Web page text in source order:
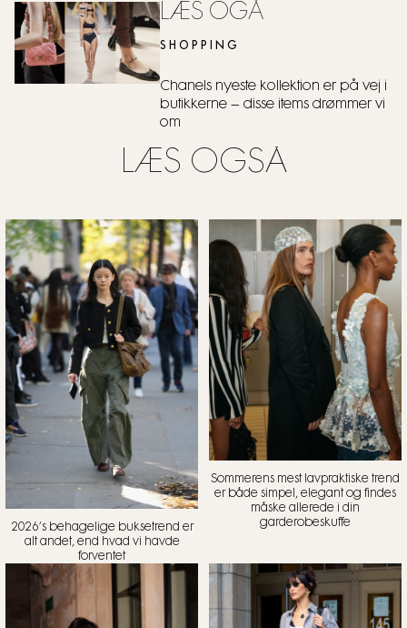
LÆS OGÅ
SHOPPING
Chanels nyeste kollektion er på vej i
butikkerne – disse items drømmer vi
om
LÆS OGSÅ
2026’s behagelige buksetrend er
alt andet, end hvad vi havde
forventet
Sommerens mest lavpraktiske trend
er både simpel, elegant og findes
måske allerede i din
garderobeskuffe